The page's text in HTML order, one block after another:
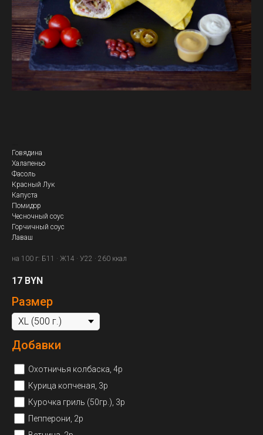
Говядина
Халапеньо
Фасоль
Красный Лук
Капуста
Помидор
Чесночный соус
Горчичный соус
Лаваш
на 100 г: Б11 · Ж14 · У22 · 260 ккал
17 BYN
Размер
Добавки
Охотничья колбаска, 4р
Курица копченая, 3р
Курочка гриль (50гр.), 3р
Пепперони, 2р